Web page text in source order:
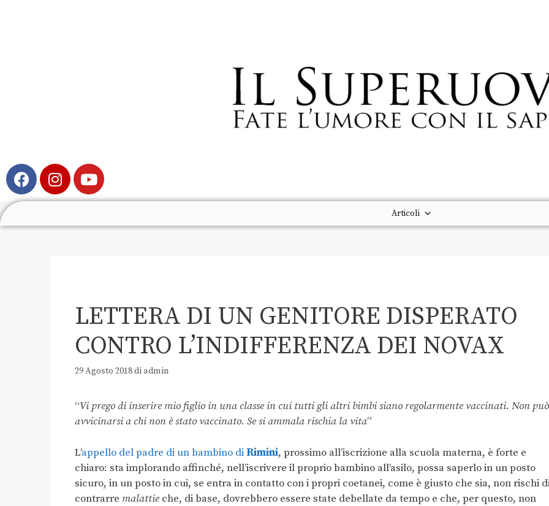
Articoli
LETTERA DI UN GENITORE DISPERATO
CONTRO L’INDIFFERENZA DEI NOVAX
29 Agosto 2018diadmin
“Vi prego di inserire mio figlio in una classe in cui tutti gli altri bimbi siano regolarmente vaccinati. Non può
avvicinarsi a chi non è stato vaccinato. Se si ammala rischia la vita”
L’appello del padre di un bambino di Rimini, prossimo all’iscrizione alla scuola materna, è forte e
chiaro: sta implorando affinché, nell’iscrivere il proprio bambino all’asilo, possa saperlo in un posto
sicuro, in un posto in cui, se entra in contatto con i propri coetanei, come è giusto che sia, non rischi
contrarre malattie che, di base, dovrebbero essere state debellate da tempo e che, per questo, non